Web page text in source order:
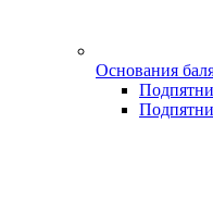
Основания